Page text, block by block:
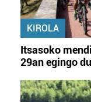
KIROLA
Itsasoko
29an egingo